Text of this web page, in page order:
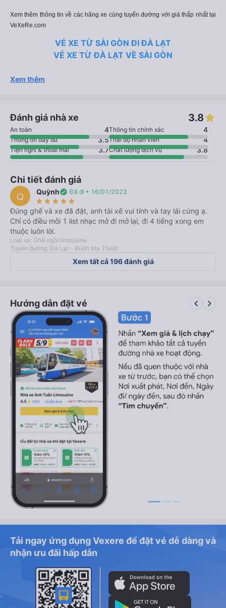
Xem thêm thông tin về các hãng xe cùng tuyến đường với giá thấp nhất tại
VeXeRe.com
VÉ XE TỪ SÀI GÒN ĐI ĐÀ LẠT
VÉ XE TỪ ĐÀ LẠT VỀ SÀI GÒN
Xem thêm
Đánh giá nhà xe 3.8
An toàn 4Thông tin chính xác 4
Thông tin đầy đủ 3.5Thái độ nhân viên 4
Tiện nghi & thoải mái 3.7Chất lượng dịch vụ 3.8
Chi tiết đánh giá
Q Quỳnhverified Đã đi • 16/01/2023
star_rate star_rate star_rate star_rate star_rate
Đúng ghế và xe đã đặt, anh tài xế vui tính và tay lái cứng ạ.
Chỉ có điều mỗi 1 list nhạc mở đi mở lại, đi 4 tiếng xong em
thuộc luôn lời.
Loại xe: Ghế ngồi limousine
Tuyến đường: Đà Lạt - Buôn Ma Thuột
Xem tất cả 196 đánh giá
Hướng dẫn đặt vé keyboard_arrow_left keyboard_arrow_right
Tải ngay ứng dụng Vexere để đặt vé dễ dàng và
nhận ưu đãi hấp dẫn